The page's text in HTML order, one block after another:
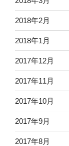
2018年2月
2018年1月
2017年12月
2017年11月
2017年10月
2017年9月
2017年8月